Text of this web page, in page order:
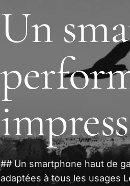
Un
## Un smartphone haut de
adaptées à tous les usages